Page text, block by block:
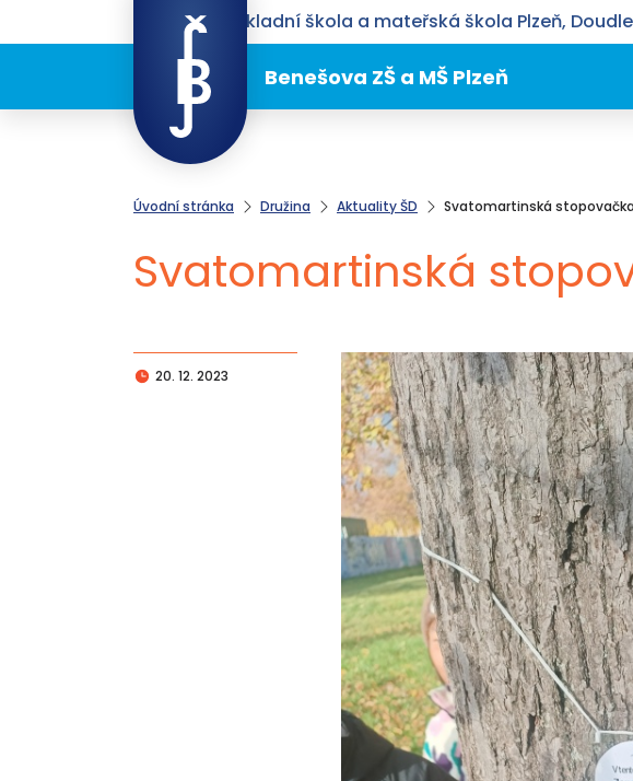
Benešova základní škola a mateřská škola Plzeň,
Benešova ZŠ a MŠ Plzeň
Úvodní stránka Družina Aktuality ŠD Svatomartinská stopovačka
Svatomartinská
20. 12. 2023